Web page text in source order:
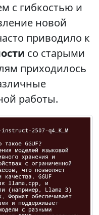
с гибкостью и
новой
приводило к
со старыми
приходилось
работы.